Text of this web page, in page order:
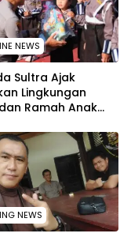
NEWS
Sultra Ajak
Lingkungan
Ramah Anak
2026
NEWS